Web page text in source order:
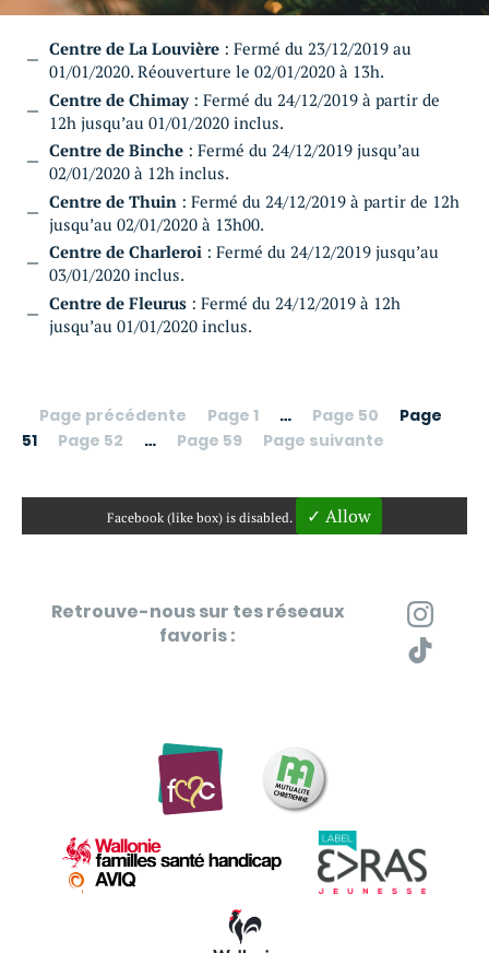
Centre de La Louvière : Fermé du 23/12/2019 au
01/01/2020. Réouverture le 02/01/2020 à 13h.
Centre de Chimay : Fermé du 24/12/2019 à partir de
12h jusqu’au 01/01/2020 inclus.
Centre de Binche : Fermé du 24/12/2019 jusqu’au
02/01/2020 à 12h inclus.
Centre de Thuin : Fermé du 24/12/2019 à partir de 12h
jusqu’au 02/01/2020 à 13h00.
Centre de Charleroi : Fermé du 24/12/2019 jusqu’au
03/01/2020 inclus.
Centre de Fleurus : Fermé du 24/12/2019 à 12h
jusqu’au 01/01/2020 inclus.
Page précédente Page 1 … Page 50
Page
51
Page 52 … Page 59 Page suivante
Facebook (like box) is disabled. ✓ Allow
Retrouve-nous sur tes réseaux
favoris :